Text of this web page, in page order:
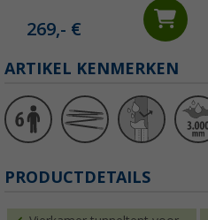
269,- €
ARTIKEL KENMERKEN
PRODUCTDETAILS